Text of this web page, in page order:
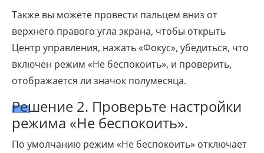
Также вы можете провести пальцем вниз от
верхнего правого угла экрана, чтобы открыть
Центр управления, нажать «Фокус», убедиться, что
включен режим «Не беспокоить», и проверить,
отображается ли значок полумесяца.
Решение 2. Проверьте настройки
режима «Не беспокоить».
По умолчанию режим «Не беспокоить» отключает